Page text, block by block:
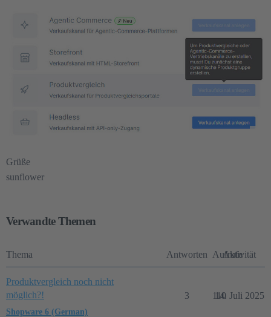
Grüße
sunflower
Verwandte Themen
Thema Antworten Aufrufe
Aktivität
Produktvergleich noch nicht
möglich?!
Shopware 6 (German)
3 110
14. Juli 2025